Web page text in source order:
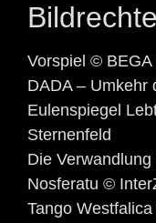
Bildrechte
Vorspiel © BEGA
DADA – Umkehr
Eulenspiegel
Sternenfeld
Die
Nosferatu ©
Tango